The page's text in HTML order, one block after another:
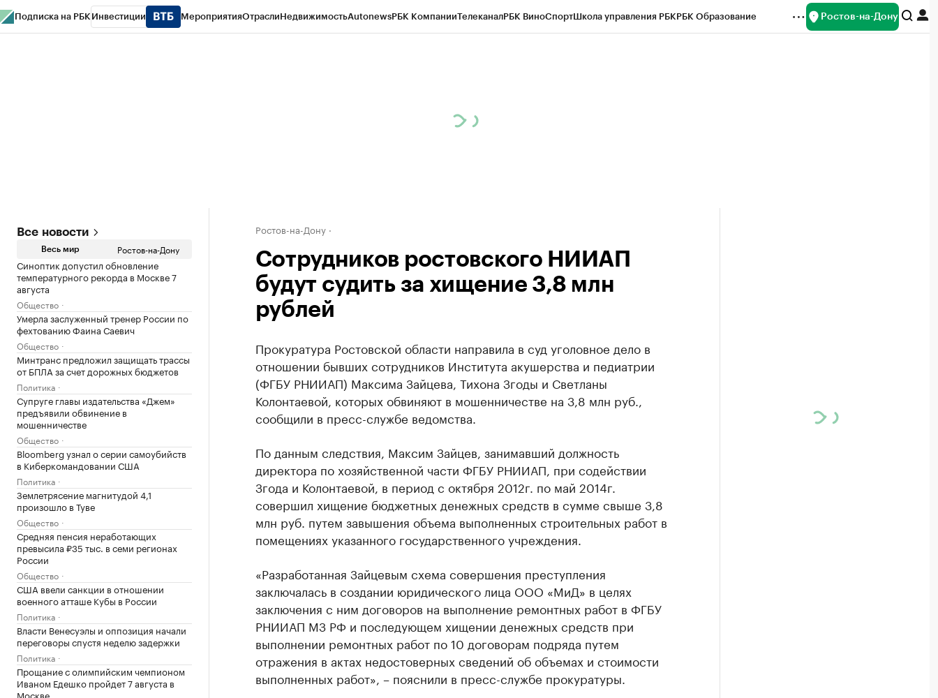
Подписка на РБК Инвестиции МероприятияОтраслиНедвижимостьAutonewsРБК КомпанииТелеканалРБК ВиноСпортШкола управления РБКРБК Образование Ростов-на-Дону
Все новости
Весь мир Ростов-на-Дону
Синоптик допустил обновление
температурного рекорда в Москве 7
августа
Общество
Умерла заслуженный тренер России по
фехтованию Фаина Саевич
Общество
Минтранс предложил защищать трассы
от БПЛА за счет дорожных бюджетов
Политика
Супруге главы издательства «Джем»
предъявили обвинение в
мошенничестве
Общество
Bloomberg узнал о серии самоубийств
в Киберкомандовании США
Политика
Землетрясение магнитудой 4,1
произошло в Туве
Общество
Средняя пенсия неработающих
превысила ₽35 тыс. в семи регионах
России
Общество
США ввели санкции в отношении
военного атташе Кубы в России
Политика
Власти Венесуэлы и оппозиция начали
переговоры спустя неделю задержки
Политика
Прощание с олимпийским чемпионом
Иваном Едешко пройдет 7 августа в
Москве
Ростов-на-Дону
Сотрудников ростовского НИИАП
будут судить за хищение 3,8 млн
рублей
Прокуратура Ростовской области направила в суд уголовное дело в
отношении бывших сотрудников Института акушерства и педиатрии
(ФГБУ РНИИАП) Максима Зайцева, Тихона Згоды и Светланы
Колонтаевой, которых обвиняют в мошенничестве на 3,8 млн руб.,
сообщили в пресс-службе ведомства.
По данным следствия, Максим Зайцев, занимавший должность
директора по хозяйственной части ФГБУ РНИИАП, при содействии
Згода и Колонтаевой, в период с октября 2012г. по май 2014г.
совершил хищение бюджетных денежных средств в сумме свыше 3,8
млн руб. путем завышения объема выполненных строительных работ в
помещениях указанного государственного учреждения.
«Разработанная Зайцевым схема совершения преступления
заключалась в создании юридического лица ООО «МиД» в целях
заключения с ним договоров на выполнение ремонтных работ в ФГБУ
РНИИАП МЗ РФ и последующем хищении денежных средств при
выполнении ремонтных работ по 10 договорам подряда путем
отражения в актах недостоверных сведений об объемах и стоимости
выполненных работ», – пояснили в пресс-службе прокуратуры.